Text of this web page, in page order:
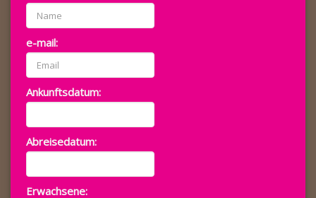
e-mail:
Ankunftsdatum:
Abreisedatum:
Erwachsene: